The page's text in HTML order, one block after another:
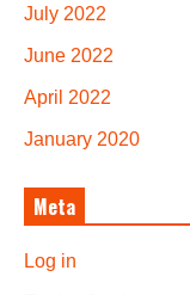
July 2022
June 2022
April 2022
January 2020
Meta
Log in